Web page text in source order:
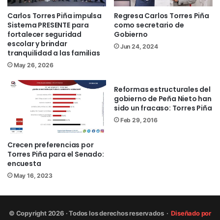
en gestión pública y conocimiento del
territorio.
El ahora encargado de la procuración de
justicia en el estado, quien se auto
comunidad indígena, basó propuesta en
siete ejes estratégicos orientados a la
coordinación interinstitucional, el uso de
inteligencia artificial, la participación
ciudadana, la transparencia y la
incorporación de tecnología.
Asimismo, plantea en su proyecto de
trabajo articular la Fiscalía con
Carlos Torres Piña impulsa
Sistema PRESENTE para
fortalecer seguridad
escolar y brindar
tranquilidad a las familias
May 26, 2026
Regresa Carlos Torres Piña
como secretario de
Gobierno
Jun 24, 2024
Crecen preferencias por
Torres Piña para el Senado:
encuesta
May 16, 2023
Reformas estructurales del
gobierno de Peña Nieto han
sido un fracaso: Torres Piña
Feb 29, 2016
© Copyright 2026 · Todos los derechos reservados ·Diseñado por